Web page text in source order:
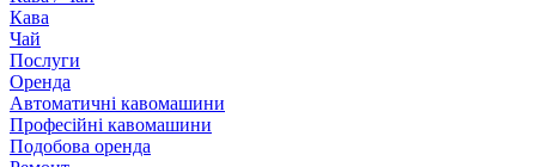
Кава
Чай
Послуги
Оренда
Автоматичні кавомашини
Професійні кавомашини
Подобова оренда